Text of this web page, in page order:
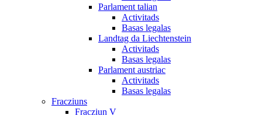
Parlament talian
Activitads
Basas legalas
Landtag da Liechtenstein
Activitads
Basas legalas
Parlament austriac
Activitads
Basas legalas
Fracziuns
Fracziun V